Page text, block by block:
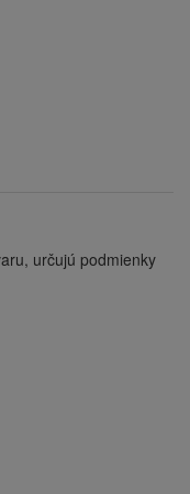
určujú podmienky